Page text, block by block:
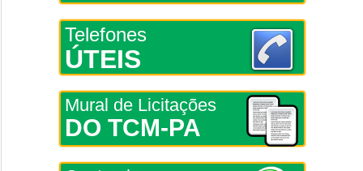
Telefones
ÚTEIS
Mural de Licitações
DO TCM-PA